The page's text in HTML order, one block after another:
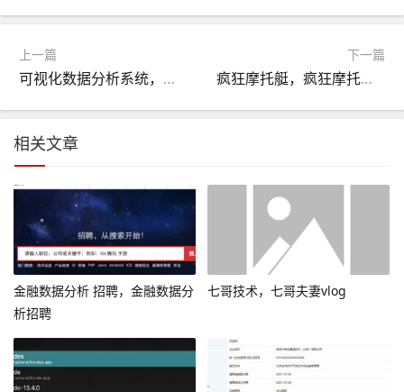
上一篇
可视化数据分析系统，可视化数据分析
下一篇
疯狂摩托艇，疯狂摩托艇游戏
相关文章
金融数据分析 招聘，金融数据分
析招聘
七哥技术，七哥夫妻vlog